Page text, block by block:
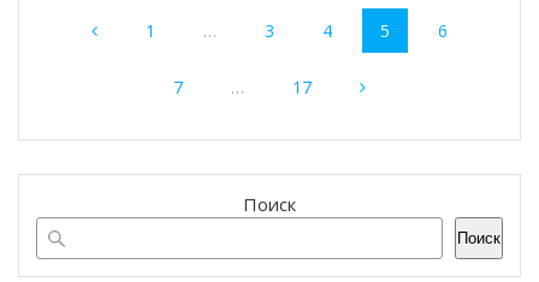
записям
Страница
1 … Страница
3 Страница
4 Страница
5 Страница
6
Страница
7 … Страница
17
Поиск
Поиск